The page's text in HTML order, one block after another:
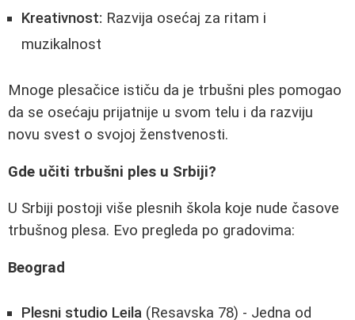
Kreativnost: Razvija osećaj za ritam i
muzikalnost
Mnoge plesačice ističu da je trbušni ples pomogao
da se osećaju prijatnije u svom telu i da razviju
novu svest o svojoj ženstvenosti.
Gde učiti trbušni ples u Srbiji?
U Srbiji postoji više plesnih škola koje nude časove
trbušnog plesa. Evo pregleda po gradovima:
Beograd
Plesni studio Leila (Resavska 78) - Jedna od